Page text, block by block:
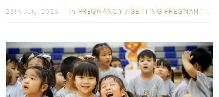
28th July, 2026 ｜ In PREGNANCY / GETTING PREGNANT